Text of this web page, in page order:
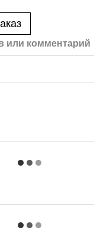
или комментарий